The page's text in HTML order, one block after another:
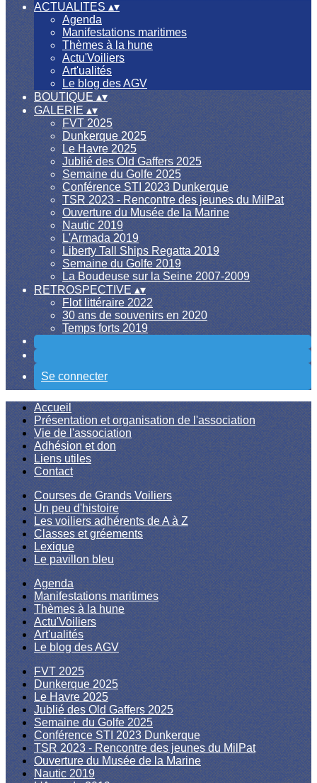
ACTUALITES ▴▾
Agenda
Manifestations maritimes
Thèmes à la hune
Actu'Voiliers
Art'ualités
Le blog des AGV
BOUTIQUE▴▾
GALERIE ▴▾
FVT 2025
Dunkerque 2025
Le Havre 2025
Jublié des Old Gaffers 2025
Semaine du Golfe 2025
Conférence STI 2023 Dunkerque
TSR 2023 - Rencontre des jeunes du MilPat
Ouverture du Musée de la Marine
Nautic 2019
L'Armada 2019
Liberty Tall Ships Regatta 2019
Semaine du Golfe 2019
La Boudeuse sur la Seine 2007-2009
RETROSPECTIVE▴▾
Flot littéraire 2022
30 ans de souvenirs en 2020
Temps forts 2019
Se connecter
Accueil
Présentation et organisation de l'association
Vie de l'association
Adhésion et don
Liens utiles
Contact
Courses de Grands Voiliers
Un peu d'histoire
Les voiliers adhérents de A à Z
Classes et gréements
Lexique
Le pavillon bleu
Agenda
Manifestations maritimes
Thèmes à la hune
Actu'Voiliers
Art'ualités
Le blog des AGV
FVT 2025
Dunkerque 2025
Le Havre 2025
Jublié des Old Gaffers 2025
Semaine du Golfe 2025
Conférence STI 2023 Dunkerque
TSR 2023 - Rencontre des jeunes du MilPat
Ouverture du Musée de la Marine
Nautic 2019